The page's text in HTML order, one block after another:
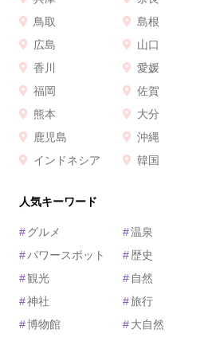
鳥取
島根
広島
山口
香川
愛媛
福岡
佐賀
熊本
大分
鹿児島
沖縄
インドネシア
韓国
人気キーワード
#グルメ #温泉
#パワースポット #歴史
#観光 # 自然
#神社 #旅行
#博物館 #大自然